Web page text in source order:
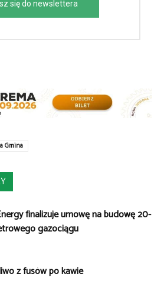
się do newslettera
Gmina
finalizuje umowę na budowę 20-
gazociągu
z fusów po kawie